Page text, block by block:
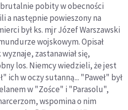
pobity w obecności
a następnie powieszony na
był ks. mjr Józef Warszawski
wojskowym. Opisał
zastanawiał się,
los. Niemcy wiedzieli, że jest
ich w oczy sutanną... "Paweł" był
w "Zośce" i "Parasolu",
wspomina o nim